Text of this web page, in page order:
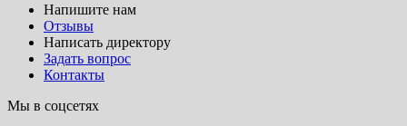
Напишите нам
Отзывы
Написать директору
Задать вопрос
Контакты
Мы в соцсетях